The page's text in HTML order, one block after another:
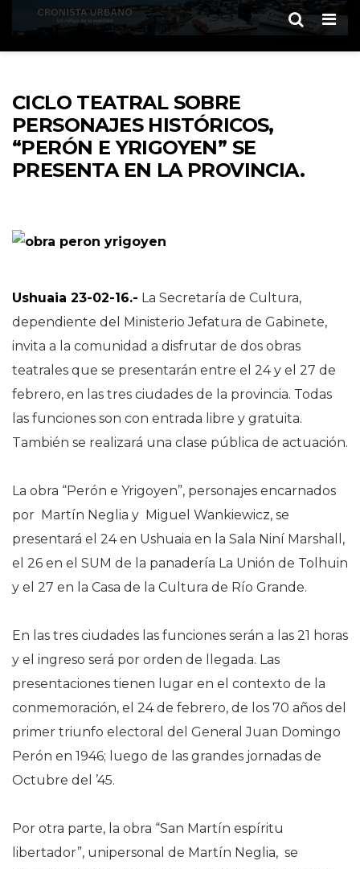
CICLO TEATRAL SOBRE
PERSONAJES HISTÓRICOS,
“PERÓN E YRIGOYEN” SE
PRESENTA EN LA PROVINCIA.
Ushuaia 23-02-16.- La Secretaría de Cultura,
dependiente del Ministerio Jefatura de Gabinete,
invita a la comunidad a disfrutar de dos obras
teatrales que se presentarán entre el 24 y el 27 de
febrero, en las tres ciudades de la provincia. Todas
las funciones son con entrada libre y gratuita.
También se realizará una clase pública de actuación.
La obra “Perón e Yrigoyen”, personajes encarnados
por Martín Neglia y Miguel Wankiewicz, se
presentará el 24 en Ushuaia en la Sala Niní Marshall,
el 26 en el SUM de la panadería La Unión de Tolhuin
y el 27 en la Casa de la Cultura de Río Grande.
En las tres ciudades las funciones serán a las 21 horas
y el ingreso será por orden de llegada. Las
presentaciones tienen lugar en el contexto de la
conmemoración, el 24 de febrero, de los 70 años del
primer triunfo electoral del General Juan Domingo
Perón en 1946; luego de las grandes jornadas de
Octubre del ’45.
Por otra parte, la obra “San Martín espíritu
libertador”, unipersonal de Martín Neglia, se